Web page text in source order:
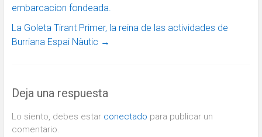
embarcacion fondeada.
La Goleta Tirant Primer, la reina de las actividades de
Burriana Espai Nàutic →
Deja una respuesta
Lo siento, debes estar conectado para publicar un
comentario.